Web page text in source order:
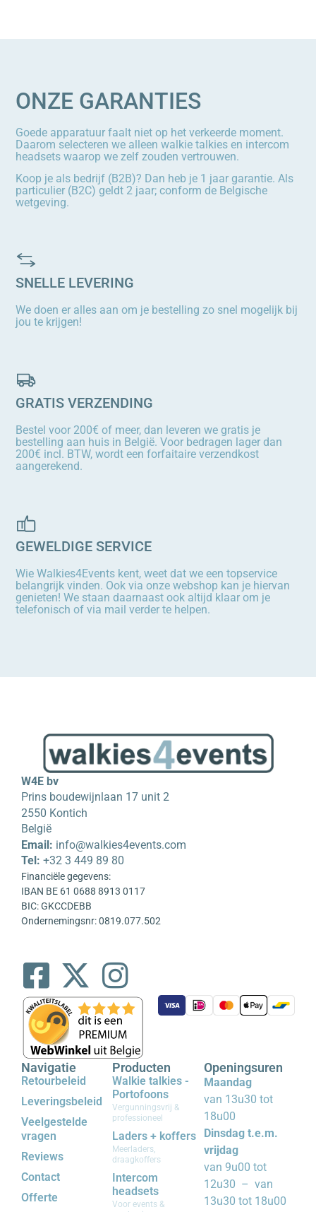
ONZE GARANTIES
Goede apparatuur faalt niet op het verkeerde moment.
Daarom selecteren we alleen walkie talkies en intercom
headsets waarop we zelf zouden vertrouwen.
Koop je als bedrijf (B2B)? Dan heb je 1 jaar garantie. Als
particulier (B2C) geldt 2 jaar; conform de Belgische
wetgeving.
SNELLE LEVERING
We doen er alles aan om je bestelling zo snel mogelijk bij
jou te krijgen!
GRATIS VERZENDING
Bestel voor 200€ of meer, dan leveren we gratis je
bestelling aan huis in België. Voor bedragen lager dan
200€ incl. BTW, wordt een forfaitaire verzendkost
aangerekend.
GEWELDIGE SERVICE
Wie Walkies4Events kent, weet dat we een topservice
belangrijk vinden. Ook via onze webshop kan je hiervan
genieten! We staan daarnaast ook altijd klaar om je
telefonisch of via mail verder te helpen.
W4E bv
Prins boudewijnlaan 17 unit 2
2550 Kontich
België
Email: info@walkies4events.com
Tel: +32 3 449 89 80
Financiële gegevens:
IBAN BE 61 0688 8913 0117
BIC: GKCCDEBB
Ondernemingsnr: 0819.077.502
Navigatie
Retourbeleid
Leveringsbeleid
Veelgestelde
vragen
Reviews
Contact
Offerte
Producten
Walkie talkies -
Portofoons
Vergunningsvrij &
professioneel
Laders + koffers
Meerladers,
draagkoffers
Intercom
headsets
Voor events &
Openingsuren
Maandag
van 13u30 tot
18u00
Dinsdag t.e.m.
vrijdag
van 9u00 tot
12u30 – van
13u30 tot 18u00